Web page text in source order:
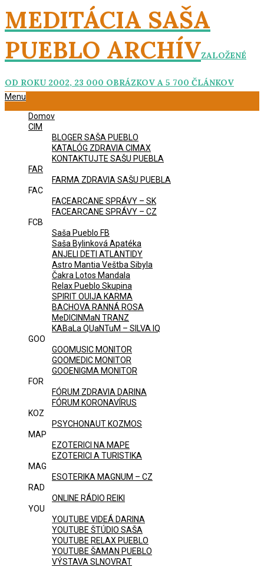
Skip
to
content
MEDITÁCIA SAŠA
PUEBLO ARCHÍVZALOŽENÉ
OD ROKU 2002, 23 000 OBRÁZKOV A 5 700 ČLÁNKOV
Primary
Menu
Domov
CIM
BLOGER SAŠA PUEBLO
KATALÓG ZDRAVIA CIMAX
KONTAKTUJTE SAŠU PUEBLA
FAR
FARMA ZDRAVIA SAŠU PUEBLA
FAC
FACEARCANE SPRÁVY – SK
FACEARCANE SPRÁVY – CZ
FCB
Saša Pueblo FB
Saša Bylinková Apatéka
ANJELI DETI ATLANTIDY
Astro Mantia Veštba Sibyla
Čakra Lotos Mandala
Relax Pueblo Skupina
SPIRIT OUIJA KARMA
BACHOVA RANNÁ ROSA
MeDICINMaN TRANZ
KABaLa QUaNTuM – SILVA IQ
GOO
GOOMUSIC MONITOR
GOOMEDIC MONITOR
GOOENIGMA MONITOR
FOR
FÓRUM ZDRAVIA DARINA
FÓRUM KORONAVÍRUS
KOZ
PSYCHONAUT KOZMOS
MAP
EZOTERICI NA MAPE
EZOTERICI A TURISTIKA
MAG
ESOTERIKA MAGNUM – CZ
RAD
ONLINE RÁDIO REIKI
YOU
YOUTUBE VIDEÁ DARINA
YOUTUBE ŠTÚDIO SAŠA
YOUTUBE RELAX PUEBLO
YOUTUBE ŠAMAN PUEBLO
VÝSTAVA SLNOVRAT